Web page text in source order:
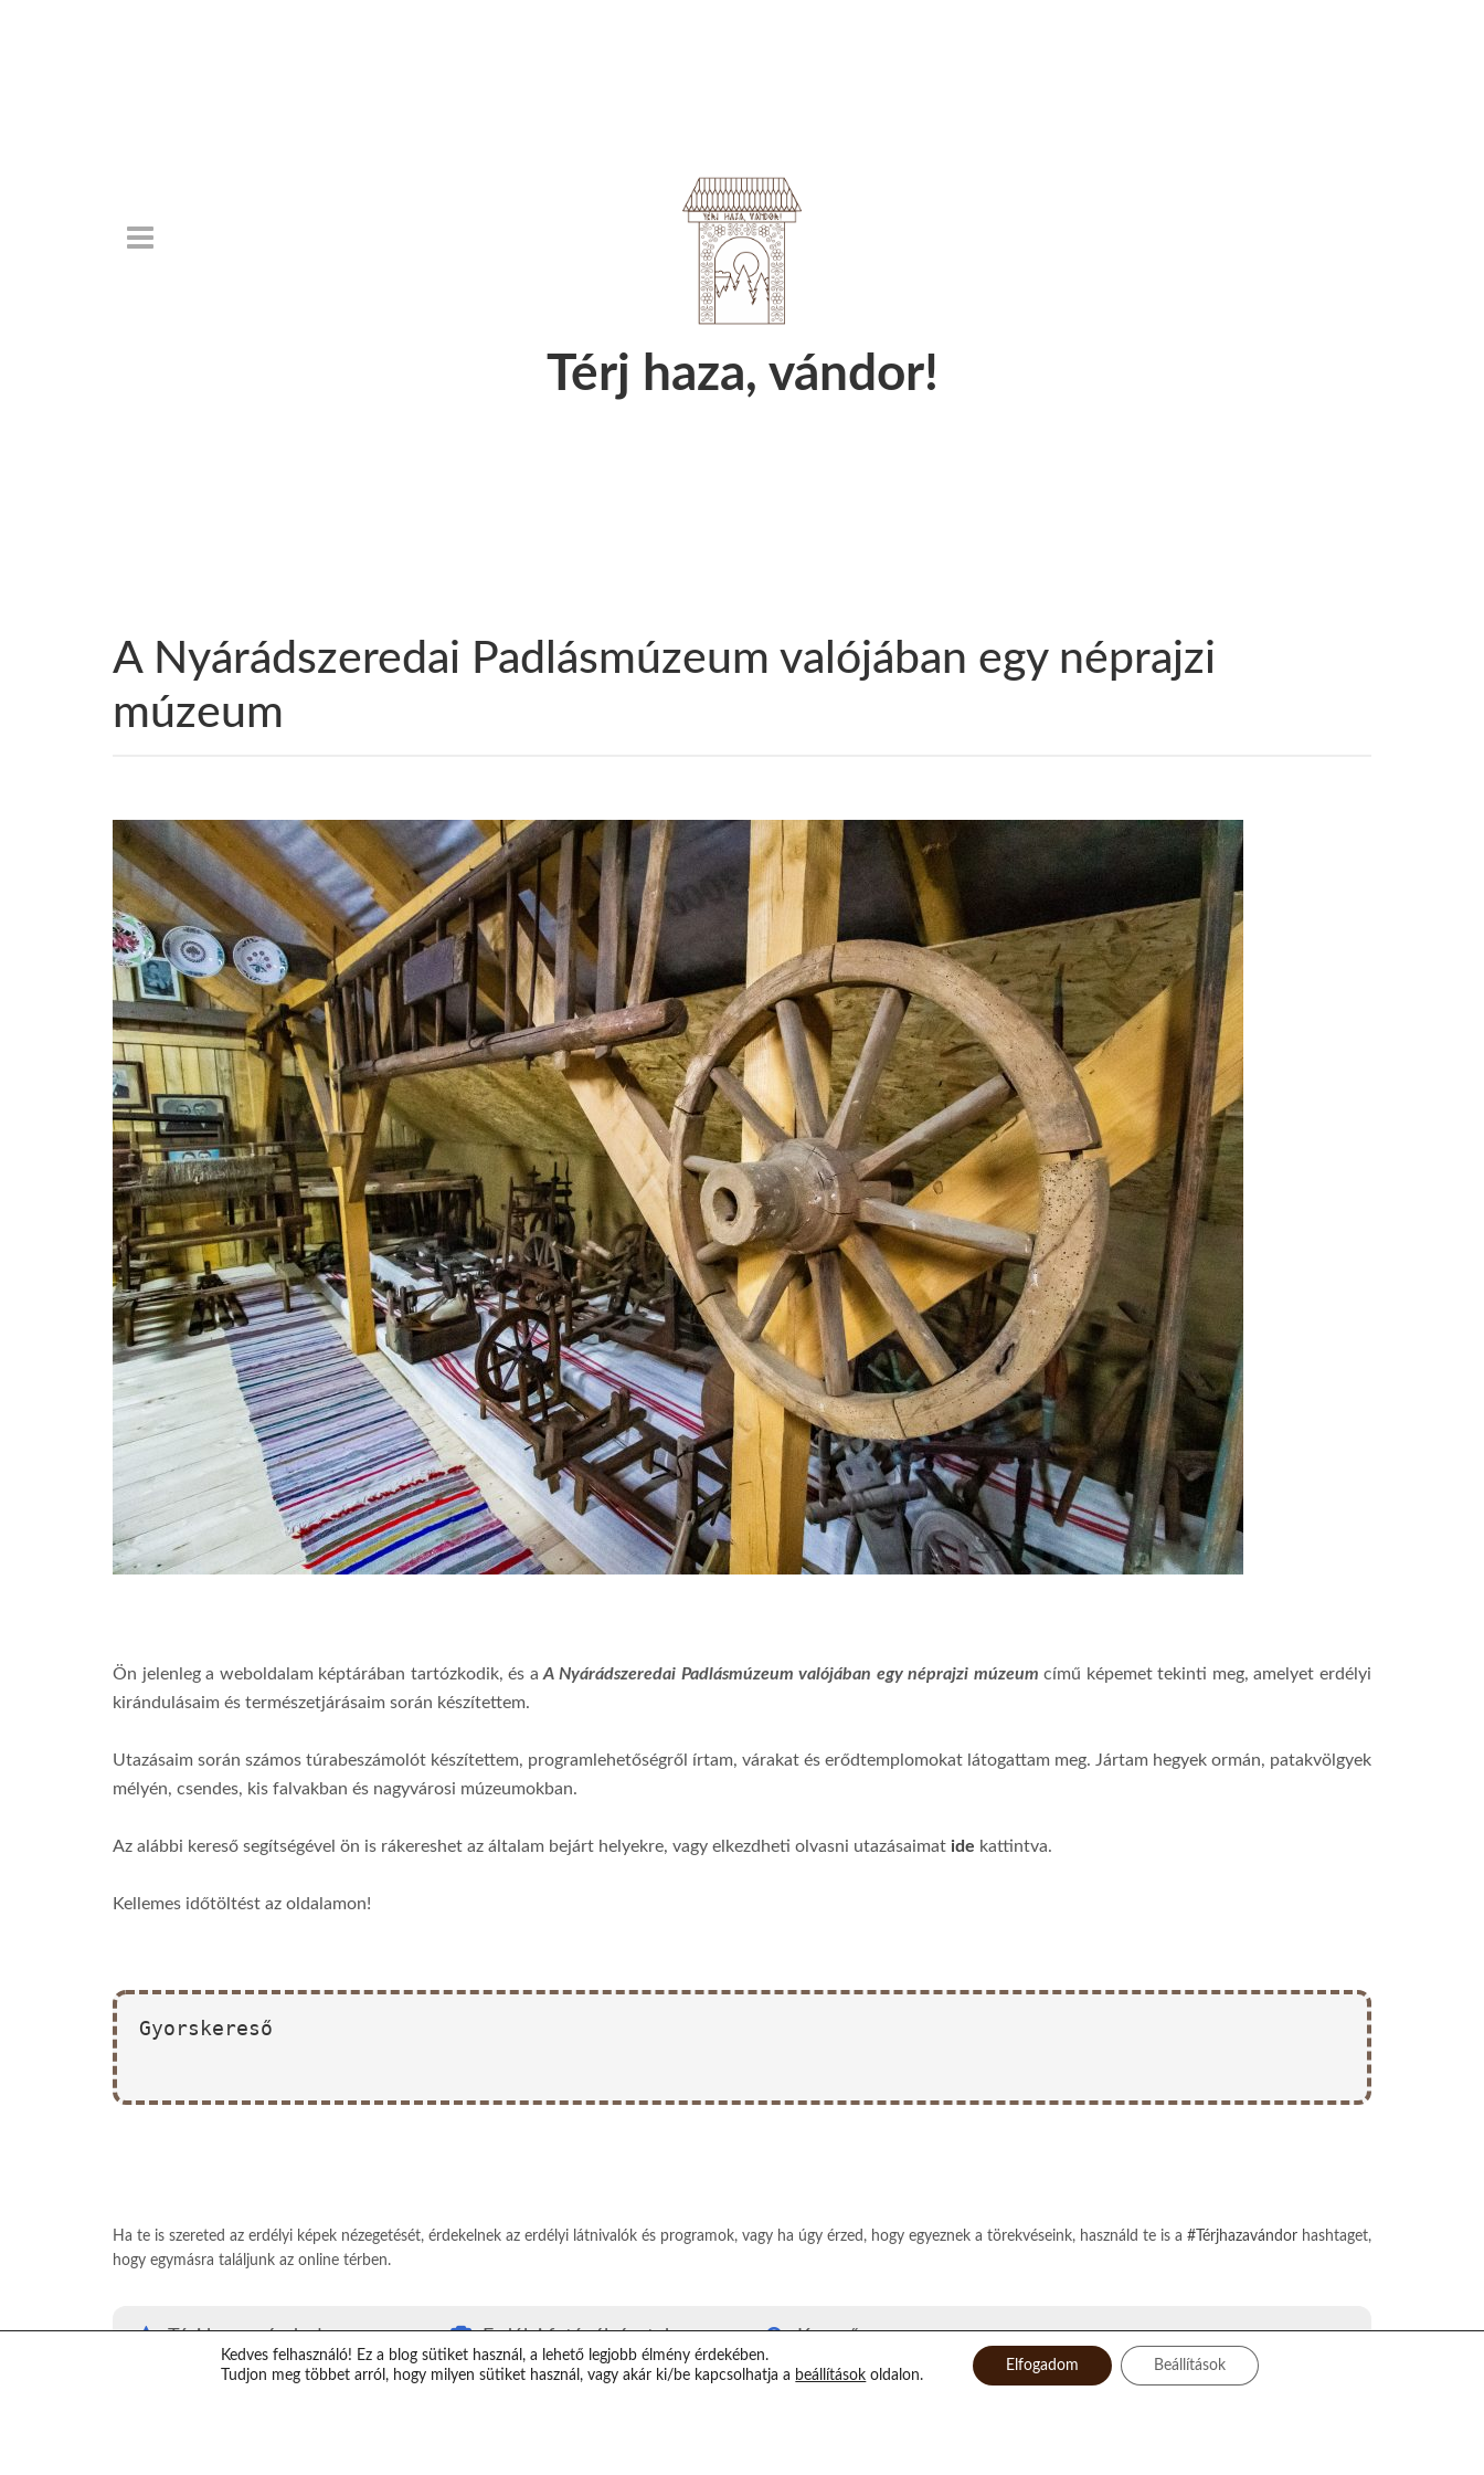
Térj haza, vándor!
A Nyárádszeredai Padlásmúzeum valójában egy néprajzi
múzeum
Ön jelenleg a weboldalam képtárában tartózkodik, és aA Nyárádszeredai Padlásmúzeum valójában egy néprajzi múzeum című képemet tekinti meg, amelyet erdélyi
kirándulásaim és természetjárásaim során készítettem.
Utazásaim során számos túrabeszámolót készítettem, programlehetőségről írtam, várakat és erődtemplomokat látogattam meg. Jártam hegyek ormán, patakvölgyek
mélyén, csendes, kis falvakban és nagyvárosi múzeumokban.
Az alábbi kereső segítségével ön is rákereshet az általam bejárt helyekre, vagy elkezdheti olvasni utazásaimat ide kattintva.
Kellemes időtöltést az oldalamon!
Gyorskereső
Ha te is szereted az erdélyi képek nézegetését, érdekelnek az erdélyi látnivalók és programok, vagy ha úgy érzed, hogy egyeznek a törekvéseink, használd te is a #Térjhazavándor hashtaget,
hogy egymásra találjunk az online térben.
Térj haza, vándor!
#Térjhazavándor
Erdélyi fotópályázatok
Erdély kvízjáték
Kereső
Rólam
Kedves felhasználó! Ez a blog sütiket használ, a lehető legjobb élmény érdekében.
Tudjon meg többet arról, hogy milyen sütiket használ, vagy akár ki/be kapcsolhatja a beállítások oldalon.
Elfogadom Beállítások